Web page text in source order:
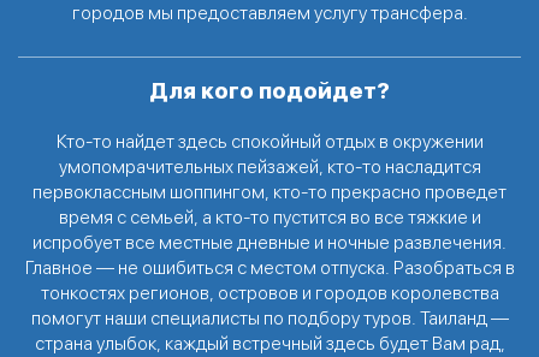
городов мы предоставляем услугу трансфера.
Для кого подойдет?
Кто-то найдет здесь спокойный отдых в окружении
умопомрачительных пейзажей, кто-то насладится
первоклассным шоппингом, кто-то прекрасно проведет
время с семьей, а кто-то пустится во все тяжкие и
испробует все местные дневные и ночные развлечения.
Главное — не ошибиться с местом отпуска. Разобраться в
тонкостях регионов, островов и городов королевства
помогут наши специалисты по подбору туров. Таиланд —
страна улыбок, каждый встречный здесь будет Вам рад,